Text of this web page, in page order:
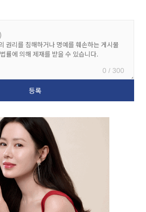
0 / 300